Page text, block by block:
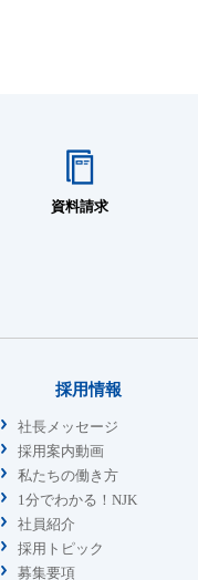
資料請求
採用情報
社長メッセージ
採用案内動画
私たちの働き方
1分でわかる！NJK
社員紹介
採用トピック
募集要項